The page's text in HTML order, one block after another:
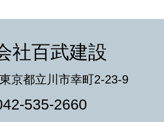
社百武建設
京都立川市幸町2-23-9
535-2660